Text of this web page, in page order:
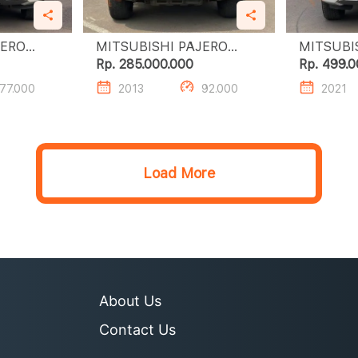
77.000
MITSUBISHI PAJERO
SPORT 2.4L DAKAR A/T
(4X2)
Rp. 285.000.000
2013 92.000
SPORT 2.4L DAKAR A/T
(4X2)
Rp.
2021
Load More
About Us
Contact Us